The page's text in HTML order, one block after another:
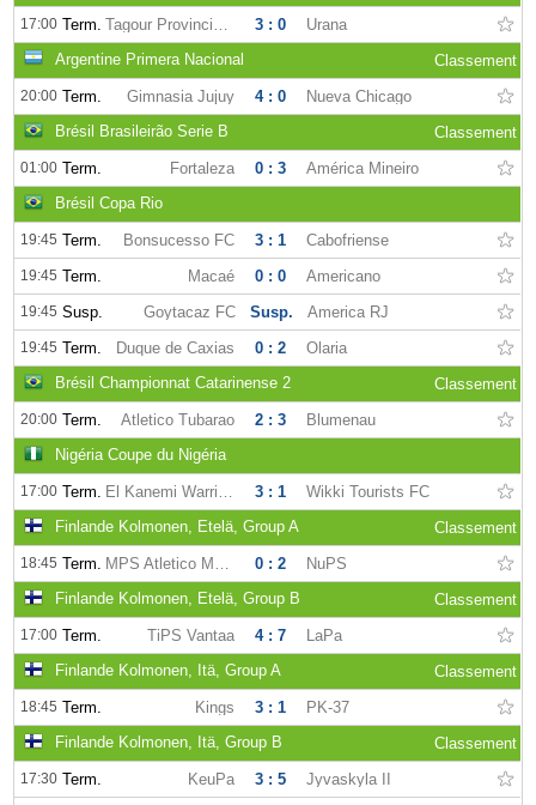
17:00 Term. Tagour Provincial Club 3 : 0
Urana
Argentine Primera Nacional
Classement
20:00 Term. Gimnasia Jujuy 4 : 0
Nueva Chicago
Brésil Brasileirão Serie B
Classement
01:00 Term. Fortaleza 0 : 3
América Mineiro
Brésil Copa Rio
19:45 Term. Bonsucesso FC 3 : 1 Cabofriense
19:45 Term. Macaé 0 : 0 Americano
19:45 Susp. Goytacaz FC Susp. America RJ
19:45 Term. Duque de Caxias 0 : 2
Olaria
Brésil Championnat Catarinense 2
Classement
20:00 Term. Atletico Tubarao 2 : 3
Blumenau
Nigéria Coupe du Nigéria
17:00 Term. El Kanemi Warriors 3 : 1
Wikki Tourists FC
Finlande Kolmonen, Etelä, Group A
Classement
18:45 Term. MPS Atletico Malmi 0 : 2
NuPS
Finlande Kolmonen, Etelä, Group B
Classement
17:00 Term. TiPS Vantaa 4 : 7
LaPa
Finlande Kolmonen, Itä, Group A
Classement
18:45 Term. Kings 3 : 1
PK-37
Finlande Kolmonen, Itä, Group B
Classement
17:30 Term. KeuPa 3 : 5 Jyvaskyla II